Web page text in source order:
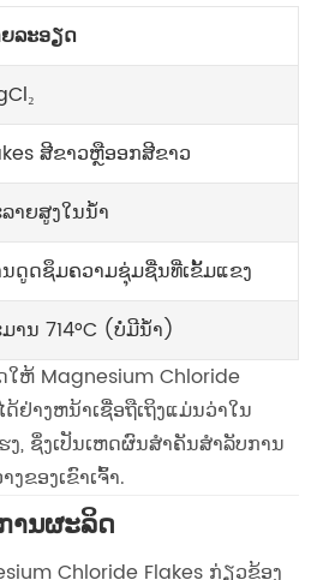
ລະອຽດ
ສີຂາວຫຼືອອກສີຂາວ
າຍສູງໃນນ້ໍາ
ດູດຊຶມຄວາມຊຸ່ມຊື່ນທີ່ເຂັ້ມແຂງ
ານ 714°C (ບໍ່ມີນໍ້າ)
ຫ້ Magnesium Chloride
ຢ່າງຫນ້າເຊື່ອຖືເຖິງແມ່ນວ່າໃນ
, ຊຶ່ງເປັນເຫດຜົນສໍາຄັນສໍາລັບການ
ງຂອງເຂົາເຈົ້າ.
ານຜະລິດ
Chloride Flakes ກ່ຽວຂ້ອງ